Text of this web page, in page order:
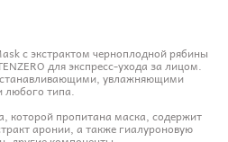
с экстрактом черноплодной рябины
для экспресс-ухода за лицом.
увлажняющими
любого типа.
которой пропитана маска, содержит
аронии, а также гиалуроновую